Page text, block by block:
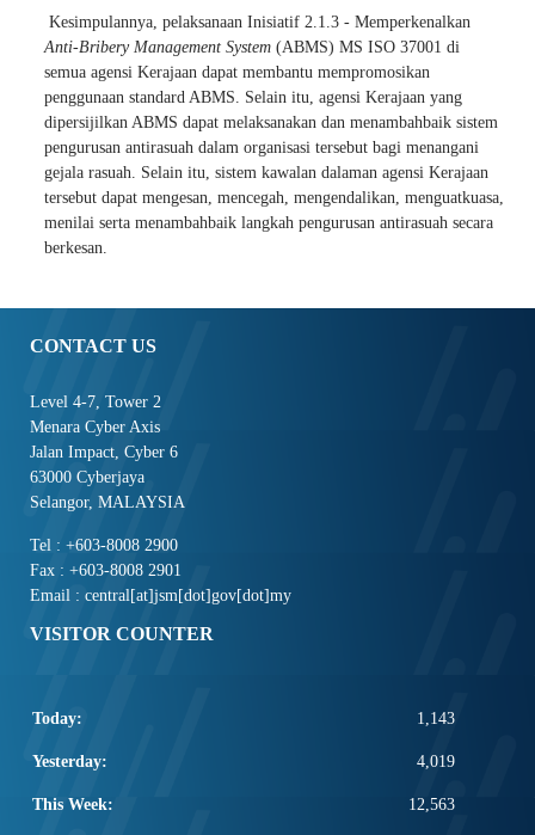
Kesimpulannya, pelaksanaan Inisiatif 2.1.3 - Memperkenalkan
Anti-Bribery Management System (ABMS) MS ISO 37001 di
semua agensi Kerajaan dapat membantu mempromosikan
penggunaan standard ABMS. Selain itu, agensi Kerajaan yang
dipersijilkan ABMS dapat melaksanakan dan menambahbaik sistem
pengurusan antirasuah dalam organisasi tersebut bagi menangani
gejala rasuah. Selain itu, sistem kawalan dalaman agensi Kerajaan
tersebut dapat mengesan, mencegah, mengendalikan, menguatkuasa,
menilai serta menambahbaik langkah pengurusan antirasuah secara
berkesan.
CONTACT US
Level 4-7, Tower 2
Menara Cyber Axis
Jalan Impact, Cyber 6
63000 Cyberjaya
Selangor, MALAYSIA
Tel : +603-8008 2900
Fax : +603-8008 2901
Email : central[at]jsm[dot]gov[dot]my
VISITOR COUNTER
Today: 1,143
Yesterday: 4,019
This Week: 12,563